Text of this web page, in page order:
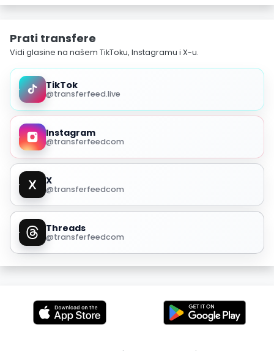
Prati transfere
Vidi glasine na našem TikToku, Instagramu i X-u.
TikTok
@transferfeed.live
Instagram
@transferfeedcom
X
@transferfeedcom
Threads
@transferfeedcom